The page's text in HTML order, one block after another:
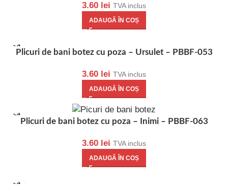
3.60 lei TVA inclus
ADAUGĂ ÎN COȘ
Plicuri de bani botez cu poza – Ursulet – PBBF-053
3.60 lei TVA inclus
ADAUGĂ ÎN COȘ
Plicuri de bani botez cu poza – Inimi – PBBF-063
3.60 lei TVA inclus
ADAUGĂ ÎN COȘ